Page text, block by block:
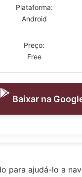
Plataforma:
Android
Preço:
Free
Baixar na
para ajudá-lo a